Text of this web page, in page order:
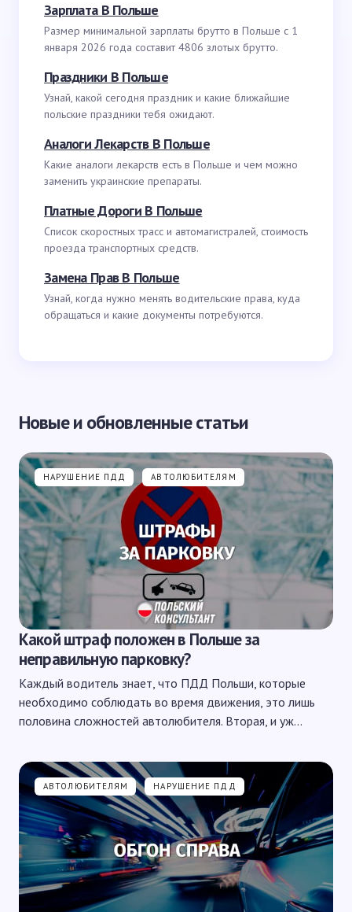
Зарплата В Польше
Размер минимальной зарплаты брутто в Польше с 1
января 2026 года составит 4806 злотых брутто.
Праздники В Польше
Узнай, какой сегодня праздник и какие ближайшие
польские праздники тебя ожидают.
Аналоги Лекарств В Польше
Какие аналоги лекарств есть в Польше и чем можно
заменить украинские препараты.
Платные Дороги В Польше
Список скоростных трасс и автомагистралей, стоимость
проезда транспортных средств.
Замена Прав В Польше
Узнай, когда нужно менять водительские права, куда
обращаться и какие документы потребуются.
Новые и обновленные статьи
НАРУШЕНИЕ ПДД АВТОЛЮБИТЕЛЯМ
Какой штраф положен в Польше за
неправильную парковку?
Каждый водитель знает, что ПДД Польши, которые
необходимо соблюдать во время движения, это лишь
половина сложностей автолюбителя. Вторая, и уж…
АВТОЛЮБИТЕЛЯМ НАРУШЕНИЕ ПДД